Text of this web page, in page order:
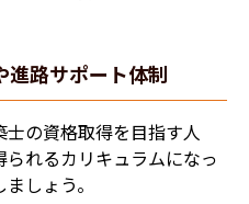
進路サポート体制
の資格取得を目指す人
れるカリキュラムになっ
しょう。